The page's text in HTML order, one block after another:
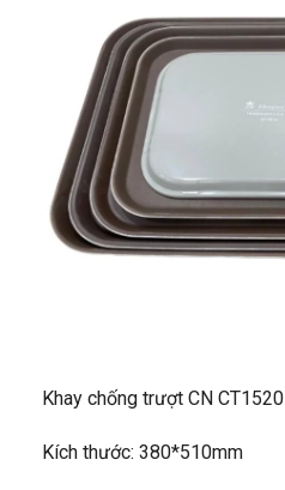
Khay chống trượt CN CT1520
Kích thước: 380*510mm